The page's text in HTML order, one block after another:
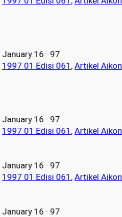
January 16 · 97
1997 01 Edisi 061 , Artikel Aikon
January 16 · 97
1997 01 Edisi 061 , Artikel Aikon
January 16 · 97
1997 01 Edisi 061 , Artikel Aikon
January 16 · 97